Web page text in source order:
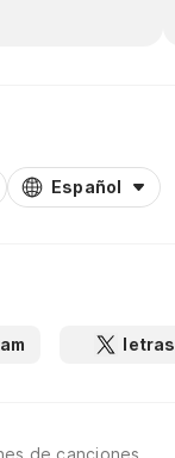
Español
letras
de canciones